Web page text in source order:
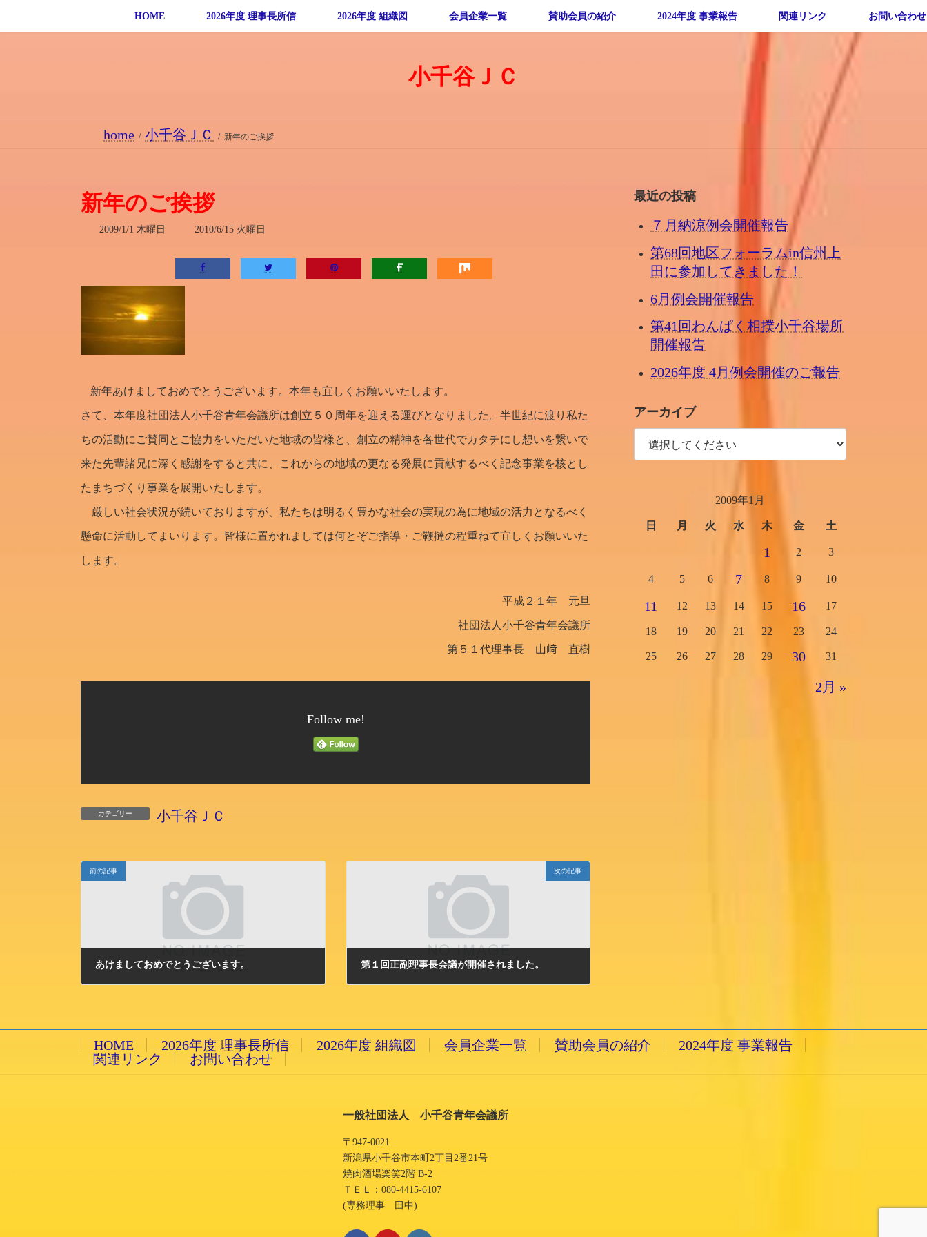
HOME 2026年度 理事長所信 2026年度 組織図 会員企業一覧 賛助会員の紹介 2024年度 事業報告 関連リンク お問い合わせ
小千谷ＪＣ
home 小千谷ＪＣ 新年のご挨拶
新年のご挨拶
2009/1/1 木曜日
最
新
日
2010/6/15 火曜日
新年あけましておめでとうございます。本年も宜しくお願いいたします。
さて、本年度社団法人小千谷青年会議所は創立５０周年を迎える運びとなりました。半世紀に渡り私た
ちの活動にご賛同とご協力をいただいた地域の皆様と、創立の精神を各世代でカタチにし想いを繋いで
来た先輩諸兄に深く感謝をすると共に、これからの地域の更なる発展に貢献するべく記念事業を核とし
たまちづくり事業を展開いたします。
厳しい社会状況が続いておりますが、私たちは明るく豊かな社会の実現の為に地域の活力となるべく
懸命に活動してまいります。皆様に置かれましては何とぞご指導・ご鞭撻の程重ねて宜しくお願いいた
します。
平成２１年 元旦
社団法人小千谷青年会議所
第５１代理事長 山﨑 直樹
Follow me!
カテゴリー 小千谷ＪＣ
前の記事
あけましておめでとうございます。
次の記事
第１回正副理事長会議が開催されました。
最近の投稿
７月納涼例会開催報告
第68回地区フォーラムin信州上
田に参加してきました！
6月例会開催報告
第41回わんぱく相撲小千谷場所
開催報告
2026年度 4月例会開催のご報告
アーカイブ
2009年1月
日 月 火 水 木 金 土
1 2 3
4 5 6 7 8 9 10
11 12 13 14 15 16 17
18 19 20 21 22 23 24
25 26 27 28 29 30 31
2月 »
HOME 2026年度 理事長所信 2026年度 組織図 会員企業一覧 賛助会員の紹介
2024年度 事業報告
関連リンク
お問い合わせ
一般社団法人 小千谷青年会議所
〒947-0021
新潟県小千谷市本町2丁目2番21号
焼肉酒場楽笑2階 B-2
ＴＥＬ：080-4415-6107
(専務理事 田中)